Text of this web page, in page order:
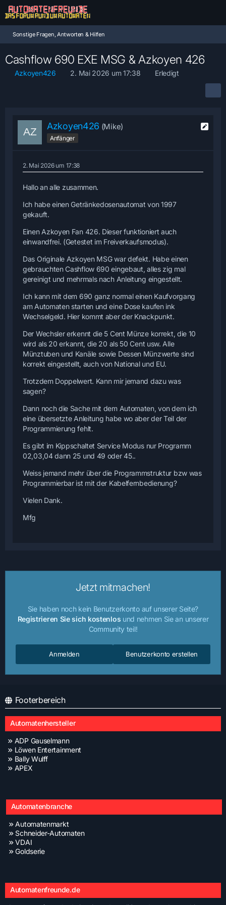
Sonstige Fragen, Antworten & Hilfen
Cashflow 690 EXE MSG & Azkoyen 426
Azkoyen426 2. Mai 2026 um 17:38 Erledigt
Azkoyen426 (Mike)
Anfänger
2. Mai 2026 um 17:38
Hallo an alle zusammen.
Ich habe einen Getränkedosenautomat von 1997
gekauft.
Einen Azkoyen Fan 426. Dieser funktioniert auch
einwandfrei. (Getestet im Freiverkaufsmodus).
Das Originale Azkoyen MSG war defekt. Habe einen
gebrauchten Cashflow 690 eingebaut, alles zig mal
gereinigt und mehrmals nach Anleitung eingestellt.
Ich kann mit dem 690 ganz normal einen Kaufvorgang
am Automaten starten und eine Dose kaufen ink
Wechselgeld. Hier kommt aber der Knackpunkt.
Der Wechsler erkennt die 5 Cent Münze korrekt, die 10
wird als 20 erkannt, die 20 als 50 Cent usw. Alle
Münztuben und Kanäle sowie Dessen Münzwerte sind
korrekt eingestellt, auch von National und EU.
Trotzdem Doppelwert. Kann mir jemand dazu was
sagen?
Dann noch die Sache mit dem Automaten, von dem ich
eine übersetzte Anleitung habe wo aber der Teil der
Programmierung fehlt.
Es gibt im Kippschaltet Service Modus nur Programm
02,03,04 dann 25 und 49 oder 45..
Weiss jemand mehr über die Programmstruktur bzw was
Programmierbar ist mit der Kabelfernbedienung?
Vielen Dank.
Mfg
Jetzt mitmachen!
Sie haben noch kein Benutzerkonto auf unserer Seite?
Registrieren Sie sich kostenlos und nehmen Sie an unserer
Community teil!
Benutzerkonto erstellen
Anmelden
Footerbereich
Automatenhersteller
ADP Gauselmann
Löwen Entertainment
Bally Wulff
APEX
Automatenbranche
Automatenmarkt
Schneider-Automaten
VDAI
Goldserie
Automatenfreunde.de